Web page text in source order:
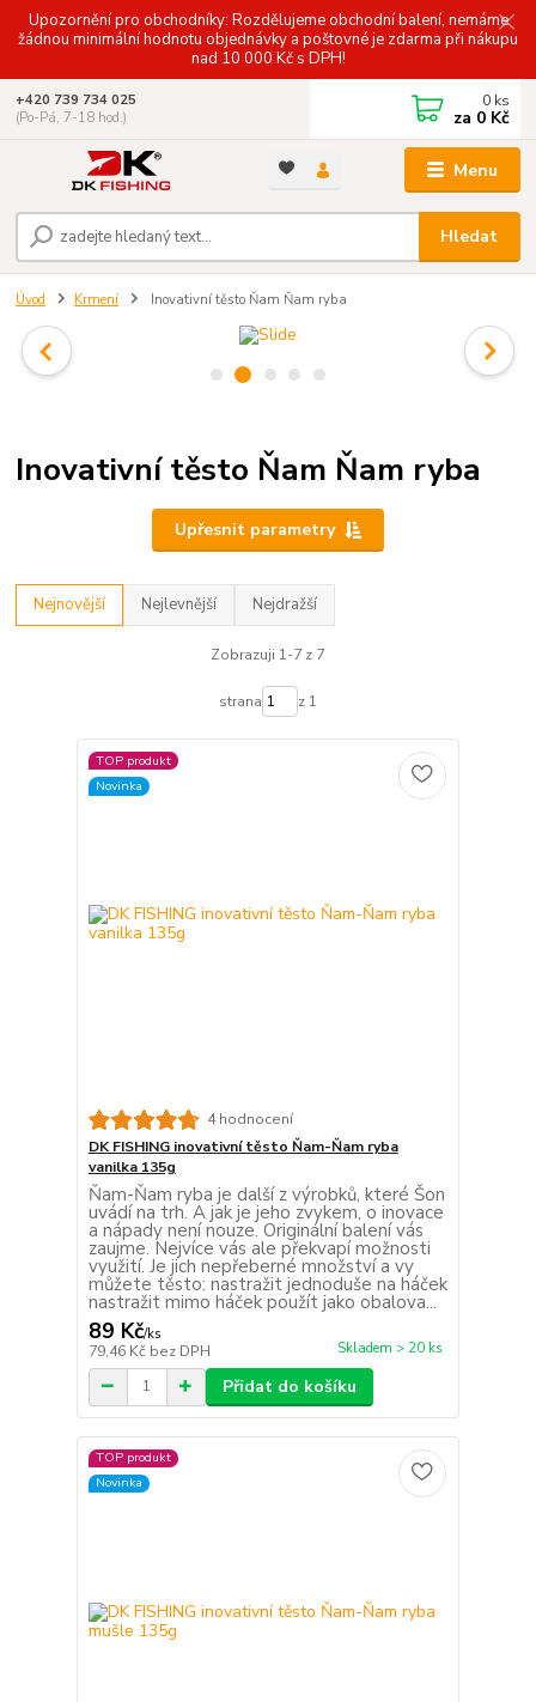
Upozornění pro obchodníky: Rozdělujeme obchodní balení, nemáme
žádnou minimální hodnotu objednávky a poštovné je zdarma při nákupu
nad 10 000 Kč s DPH!
Menu
Hledat
+420 739 734 025
(Po-Pá, 7-18 hod.)
0 ks
za 0 Kč
Úvod Krmení Inovativní těsto Ňam Ňam ryba
Inovativní těsto Ňam Ňam ryba
Upřesnit parametry
Nejnovější Nejlevnější Nejdražší
Zobrazuji 1-7 z 7
strana z 1
TOP produkt
Novinka
4 hodnocení
DK FISHING inovativní těsto Ňam-Ňam ryba
vanilka 135g
Ňam-Ňam ryba je další z výrobků, které Šon
uvádí na trh. A jak je jeho zvykem, o inovace
a nápady není nouze. Originální balení vás
zaujme. Nejvíce vás ale překvapí možnosti
využití. Je jich nepřeberné množství a vy
můžete těsto: nastražit jednoduše na háček
nastražit mimo háček použít jako obalova...
89 Kč/ks
79,46 Kč bez DPH Skladem > 20 ks
Přidat do košíku
TOP produkt
Novinka